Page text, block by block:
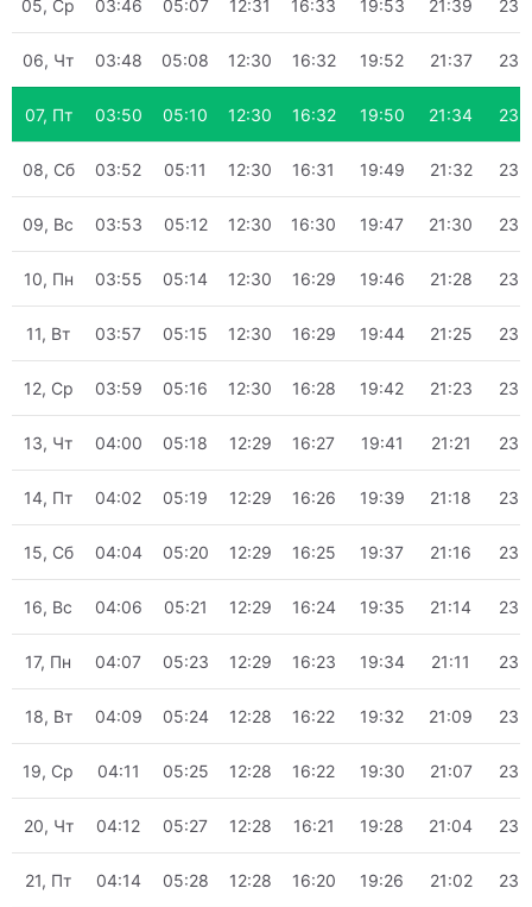
05, Ср 03:46 05:07 12:31 16:33 19:53 21:39
06, Чт 03:48 05:08 12:30 16:32 19:52 21:37
07, Пт 03:50 05:10 12:30 16:32 19:50 21:34
08, Сб 03:52 05:11 12:30 16:31 19:49 21:32
09, Вс 03:53 05:12 12:30 16:30 19:47 21:30
10, Пн 03:55 05:14 12:30 16:29 19:46 21:28
11, Вт 03:57 05:15 12:30 16:29 19:44 21:25
12, Ср 03:59 05:16 12:30 16:28 19:42 21:23
13, Чт 04:00 05:18 12:29 16:27 19:41 21:21
14, Пт 04:02 05:19 12:29 16:26 19:39 21:18
15, Сб 04:04 05:20 12:29 16:25 19:37 21:16
16, Вс 04:06 05:21 12:29 16:24 19:35 21:14
17, Пн 04:07 05:23 12:29 16:23 19:34 21:11
18, Вт 04:09 05:24 12:28 16:22 19:32 21:09
19, Ср 04:11 05:25 12:28 16:22 19:30 21:07
20, Чт 04:12 05:27 12:28 16:21 19:28 21:04
21, Пт 04:14 05:28 12:28 16:20 19:26 21:02